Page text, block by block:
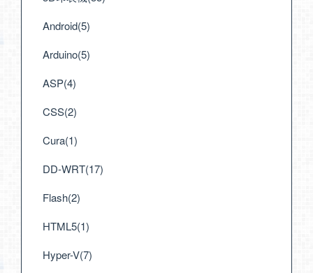
Android(5)
Arduino(5)
ASP(4)
CSS(2)
Cura(1)
DD-WRT(17)
Flash(2)
HTML5(1)
Hyper-V(7)